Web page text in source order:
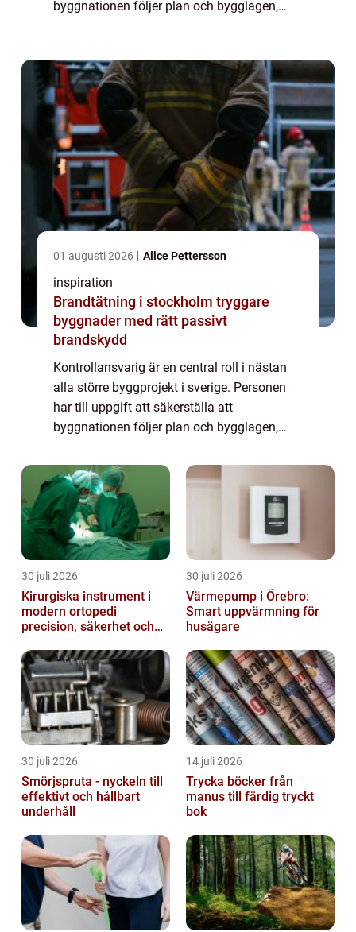
byggnationen följer plan och bygglagen,
01 augusti 2026 Alice Pettersson
inspiration
Brandtätning i stockholm tryggare
byggnader med rätt passivt
brandskydd
Kontrollansvarig är en central roll i nästan
alla större byggprojekt i sverige. Personen
har till uppgift att säkerställa att
byggnationen följer plan och bygglagen,
till grund för bygglovet. Utan en erfar...
30 juli 2026
Kirurgiska instrument i
modern ortopedi
precision, säkerhet och
30 juli 2026
Värmepump i Örebro:
Smart uppvärmning för
husägare
30 juli 2026
Smörjspruta - nyckeln till
effektivt och hållbart
underhåll
14 juli 2026
Trycka böcker från
manus till färdig tryckt
bok